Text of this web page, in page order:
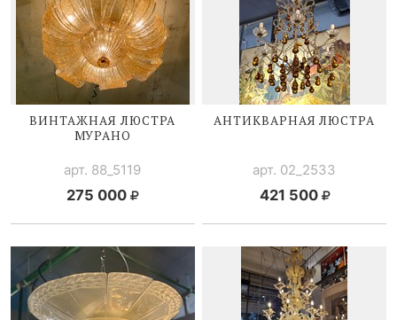
ВИНТАЖНАЯ ЛЮСТРА
МУРАНО
арт. 88_5119
275 000
АНТИКВАРНАЯ ЛЮСТРА
арт. 02_2533
421 500